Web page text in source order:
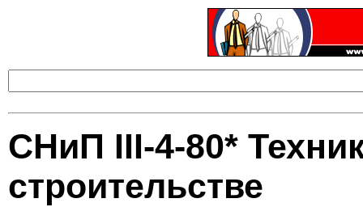
СНиП III-4-80*
строительстве